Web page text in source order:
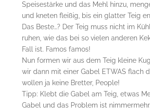
Speisestärke und das Mehl hinzu,
und kneten fleißig, bis ein glatter Teig
Das Beste…? Der Teig muss nicht im
ruhen, wie das bei so vielen anderen
Fall ist. Famos famos!
Nun formen wir aus dem Teig kleine
wir dann mit einer Gabel ETWAS flach
wollen ja keine Bretter, People!
Tipp: Klebt die Gabel am Teig, etwas
Gabel und das Problem ist nimmermehr.